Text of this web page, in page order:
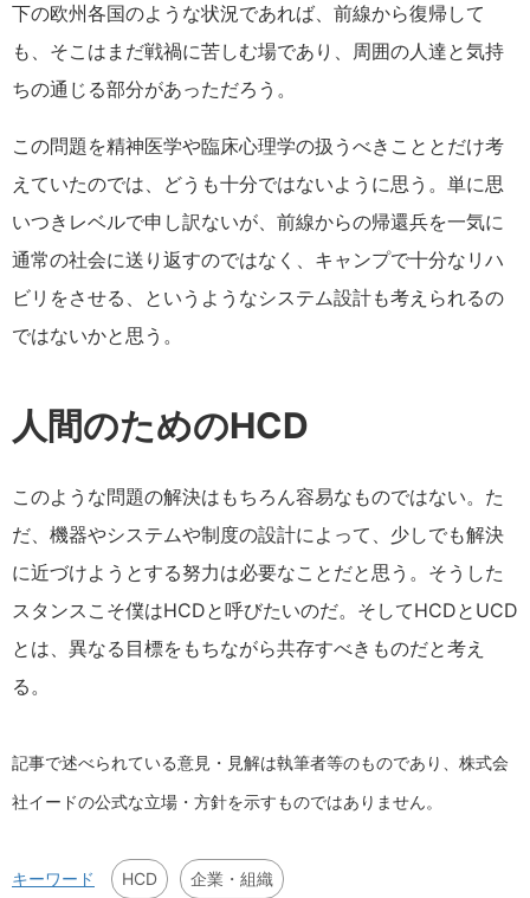
下の欧州各国のような状況であれば、前線から復帰して
も、そこはまだ戦禍に苦しむ場であり、周囲の人達と気持
ちの通じる部分があっただろう。
この問題を精神医学や臨床心理学の扱うべきこととだけ考
えていたのでは、どうも十分ではないように思う。単に思
いつきレベルで申し訳ないが、前線からの帰還兵を一気に
通常の社会に送り返すのではなく、キャンプで十分なリハ
ビリをさせる、というようなシステム設計も考えられるの
ではないかと思う。
人間のためのHCD
このような問題の解決はもちろん容易なものではない。た
だ、機器やシステムや制度の設計によって、少しでも解決
に近づけようとする努力は必要なことだと思う。そうした
スタンスこそ僕はHCDと呼びたいのだ。そしてHCDとUCD
とは、異なる目標をもちながら共存すべきものだと考え
る。
記事で述べられている意見・見解は執筆者等のものであり、株式会
社イードの公式な立場・方針を示すものではありません。
キーワード HCD 企業・組織